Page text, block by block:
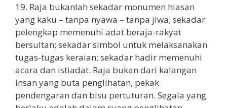
19. Raja bukanlah sekadar monumen hiasan
yang kaku – tanpa nyawa – tanpa jiwa; sekadar
pelengkap memenuhi adat beraja-rakyat
bersultan; sekadar simbol untuk melaksanakan
tugas-tugas keraian; sekadar hadir memenuhi
acara dan istiadat. Raja bukan dari kalangan
insan yang buta penglihatan, pekak
pendengaran dan bisu pertuturan. Segala yang